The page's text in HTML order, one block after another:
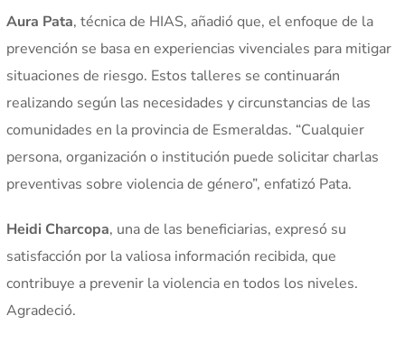
Aura Pata, técnica de HIAS, añadió que, el enfoque de la
prevención se basa en experiencias vivenciales para mitigar
situaciones de riesgo. Estos talleres se continuarán
realizando según las necesidades y circunstancias de las
comunidades en la provincia de Esmeraldas. “Cualquier
persona, organización o institución puede solicitar charlas
preventivas sobre violencia de género”, enfatizó Pata.
Heidi Charcopa, una de las beneficiarias, expresó su
satisfacción por la valiosa información recibida, que
contribuye a prevenir la violencia en todos los niveles.
Agradeció.